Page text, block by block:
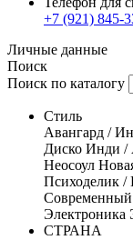
+7 (921) 845-
Личные данные
Поиск
Поиск по каталогу
Стиль
Авангард /
Диско Инди /
Неосоул
Психоделик /
Электроника
СТРАНА